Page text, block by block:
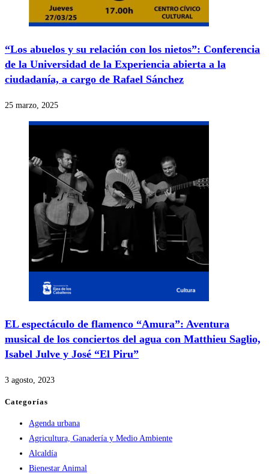
“Los abuelos y su relación con los nietos”: Conferencia
de la Universidad de la Experiencia abierta a la
ciudadanía, a cargo de Rafael Sánchez
25 marzo, 2025
EL espectáculo de flamenco “Amura”: Aventura
musical de los conciertos del agua con Matthieu Saglio,
Isabel Julve y José “El Piru”
3 agosto, 2023
Categorías
Agenda urbana
Agricultura, Ganadería y Medio Ambiente
Alcaldía
Bienestar Animal